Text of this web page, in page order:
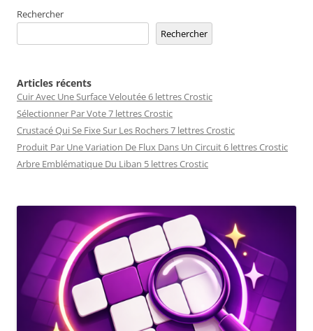
Rechercher
Rechercher
Articles récents
Cuir Avec Une Surface Veloutée 6 lettres Crostic
Sélectionner Par Vote 7 lettres Crostic
Crustacé Qui Se Fixe Sur Les Rochers 7 lettres Crostic
Produit Par Une Variation De Flux Dans Un Circuit 6 lettres Crostic
Arbre Emblématique Du Liban 5 lettres Crostic